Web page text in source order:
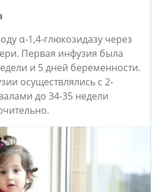
α-1,4-глюкозидазу через
Первая инфузия была
и 5 дней беременности.
осуществлялись с 2-
до 34-35 недели